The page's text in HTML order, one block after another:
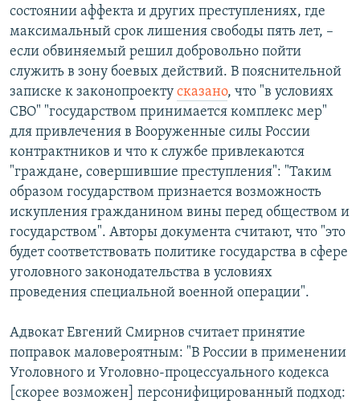
состоянии аффекта и других преступлениях, где
максимальный срок лишения свободы пять лет, –
если обвиняемый решил добровольно пойти
служить в зону боевых действий. В пояснительной
записке к законопроекту сказано, что "в условиях
СВО" "государством принимается комплекс мер"
для привлечения в Вооруженные силы России
контрактников и что к службе привлекаются
"граждане, совершившие преступления": "Таким
образом государством признается возможность
искупления гражданином вины перед обществом и
государством". Авторы документа считают, что "это
будет соответствовать политике государства в сфере
уголовного законодательства в условиях
проведения специальной военной операции".
Адвокат Евгений Смирнов считает принятие
поправок маловероятным: "В России в применении
Уголовного и Уголовно-процессуального кодекса
[скорее возможен] персонифицированный подход: